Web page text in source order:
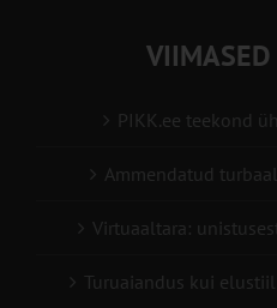
PIKK.ee teekond
Ammendatud
Virtuaaltara:
Turuaiandus kui